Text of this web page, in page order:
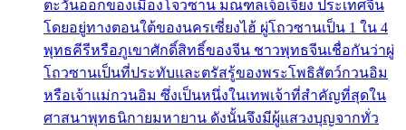
ตะวันออกของเมืองโจวซาน มณฑลเจ้อเจียง ประเทศจีน
โดยอยู่ทางตอนใต้ของนครเซี่ยงไฮ้ ผู่โถวซานเป็น 1 ใน 4
พุทธคีรีหรือภูเขาศักดิ์สิทธิ์ของจีน ชาวพุทธจีนเชื่อกันว่าผู่
โถวซานเป็นที่ประทับและตรัสรู้ของพระโพธิสัตว์กวนอิม
หรือเจ้าแม่กวนอิม ซึ่งเป็นหนึ่งในเทพเจ้าที่สำคัญที่สุดใน
ศาสนาพุทธนิกายมหายาน ดังนั้นจึงมีผู้แสวงบุญจากทั่ว